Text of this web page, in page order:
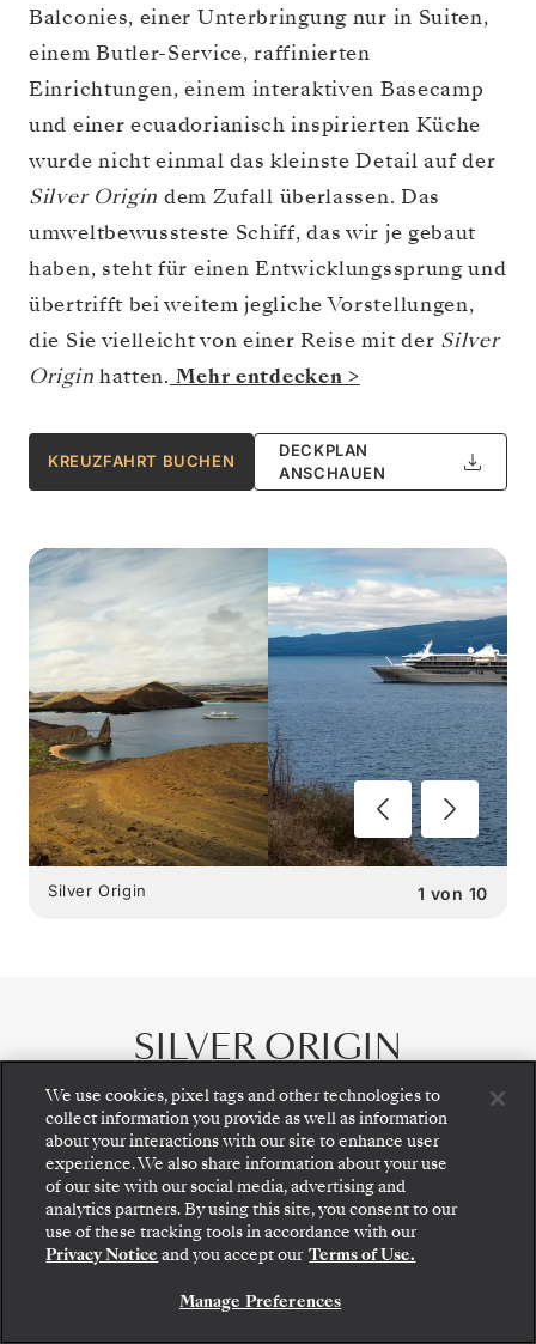
Balconies, einer Unterbringung nur in Suiten,
einem Butler-Service, raffinierten
Einrichtungen, einem interaktiven Basecamp
und einer ecuadorianisch inspirierten Küche
wurde nicht einmal das kleinste Detail auf der
Silver Origin dem Zufall überlassen. Das
umweltbewussteste Schiff, das wir je gebaut
haben, steht für einen Entwicklungssprung und
übertrifft bei weitem jegliche Vorstellungen,
die Sie vielleicht von einer Reise mit der Silver
Origin hatten. Mehr entdecken >
KREUZFAHRT BUCHEN
DECKPLAN
ANSCHAUEN
1 von 10
Silver Origin
SILVER ORIGIN
SPEISEMÖGLICHKEITEN
:
2 RESTAURANTS
Gehen Sie an Bord: Wählen Sie Ihre Suite und
prüfen Sie die Preise und Inklusivleistungen, bevor
Sie Ihre Silversea-Reise sicher bestätigen.
BUCHEN SIE IHRE SUITE
We use cookies, pixel tags and other technologies to
collect information you provide as well as information
about your interactions with our site to enhance user
experience. We also share information about your use
of our site with our social media, advertising and
analytics partners. By using this site, you consent to our
use of these tracking tools in accordance with our
Privacy Notice and you accept our Terms of Use.
Manage Preferences